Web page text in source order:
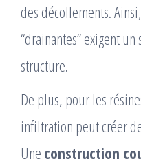
des décollements.
“drainantes” exigent
structure.
De plus, pour les
infiltration peut créer
Une construction